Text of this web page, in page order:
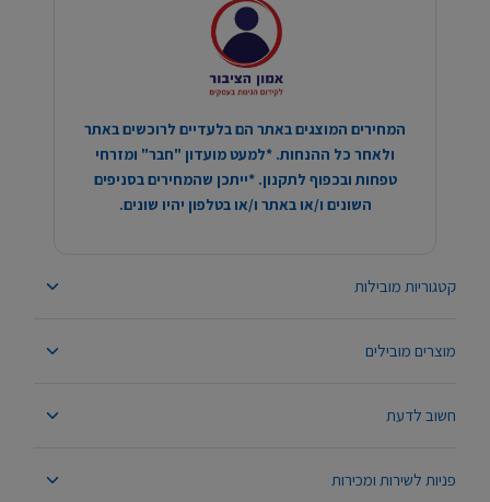
קטגוריות מובילות
מוצרים מובילים
חשוב לדעת
פניות לשירות ומכירות
המחירים המוצגים באתר הם בלעדיים לרוכשים באתר
ולאחר כל ההנחות. *למעט מועדון "חבר" ומזרחי
טפחות ובכפוף לתקנון. *ייתכן שהמחירים בסניפים
השונים ו/או באתר ו/או בטלפון יהיו שונים.